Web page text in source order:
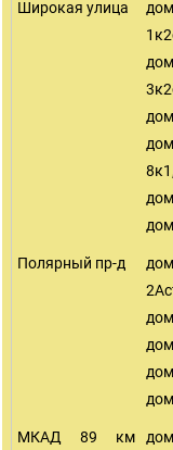
Широкая улица
Полярный пр-д
МКАД 89 км